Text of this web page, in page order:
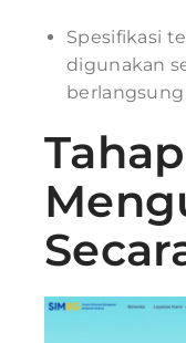
Spesifikasi
digunakan
berlangsung